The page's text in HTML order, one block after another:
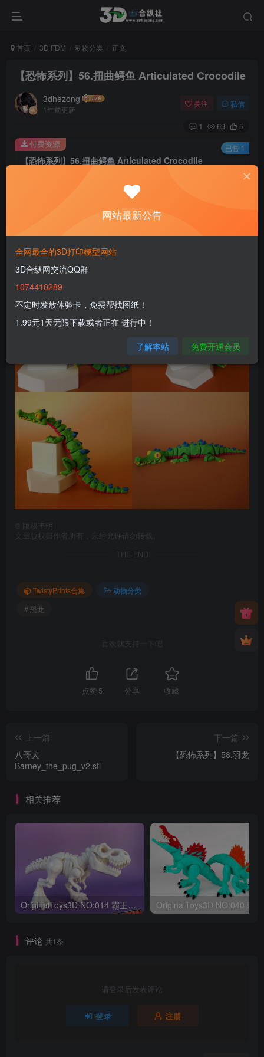
首页 3D FDM 动物分类 正文
【恐怖系列】56.扭曲鳄鱼 Articulated Crocodile
3dhezong
1年前更新
关注 私信
1 69 5
【恐怖系列】56.扭曲鳄鱼 Articulated Crocodile
100
免费
付费资源 已售 1
版权声明
文章版权归作者所有，未经允许请勿转载。
THE END
TwistyPrints合集
动物分类
# 恐龙
喜欢就支持一下吧
点赞 5 分享 收藏
上一篇
八哥犬
Barney_the_pug_v2.stl
下一篇
【恐怖系列】58.羽龙
相关推荐
OriginalToys3D NO:014 霸王龙骨架
评论 共1条
请登录后发表评论
登录 注册
网站最新公告
全网最全的3D打印模型网站
3D合纵网交流QQ群
1074410289
不定时发放体验卡，免费帮找图纸！
1.99元1天无限下载或者正在 进行中！
了解本站 免费开通会员